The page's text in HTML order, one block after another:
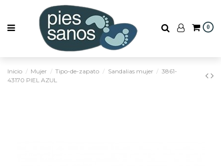
0
Inicio Mujer Tipo-de-zapato Sandalias mujer
3861-
43170 PIEL AZUL